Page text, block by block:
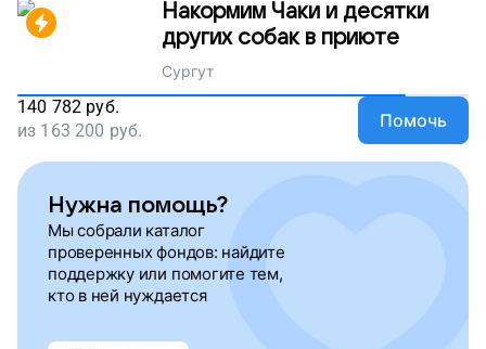
Накормим Чаки и десятки
других собак в приюте
Сургут
140 782 руб.
из 163 200 руб. Помочь
Нужна помощь?
Мы собрали каталог
проверенных фондов: найдите
поддержку или помогите тем,
кто в ней нуждается